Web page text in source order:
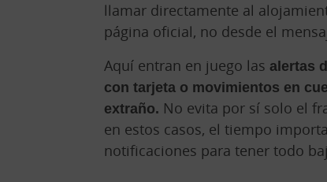
llamar directamente al
página oficial, no desde el
Aquí entran en juego las alertas
con tarjeta o movimientos en
extraño. No evita por sí solo el
en estos casos, el tiempo
notificaciones para tener todo